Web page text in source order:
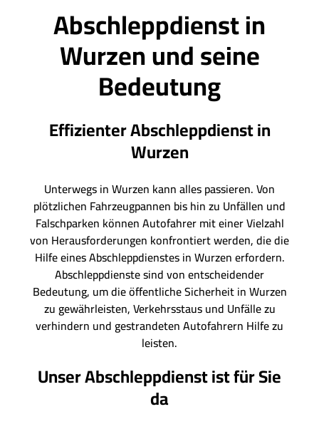
Abschleppdienst in
Wurzen und seine
Bedeutung
Effizienter Abschleppdienst in
Wurzen
Unterwegs in Wurzen kann alles passieren. Von
plötzlichen Fahrzeugpannen bis hin zu Unfällen und
Falschparken können Autofahrer mit einer Vielzahl
von Herausforderungen konfrontiert werden, die die
Hilfe eines Abschleppdienstes in Wurzen erfordern.
Abschleppdienste sind von entscheidender
Bedeutung, um die öffentliche Sicherheit in Wurzen
zu gewährleisten, Verkehrsstaus und Unfälle zu
verhindern und gestrandeten Autofahrern Hilfe zu
leisten.
Unser Abschleppdienst ist für Sie
da